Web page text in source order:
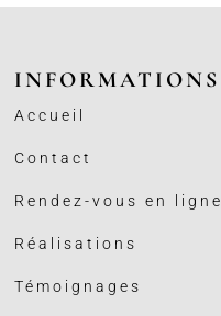
INFORMATIONS
Accueil
Contact
Rendez-vous en ligne
Réalisations
Témoignages